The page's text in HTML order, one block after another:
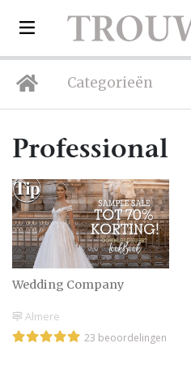
Categorieën
Professionals
Wedding Company
Almere
23 beoordelingen